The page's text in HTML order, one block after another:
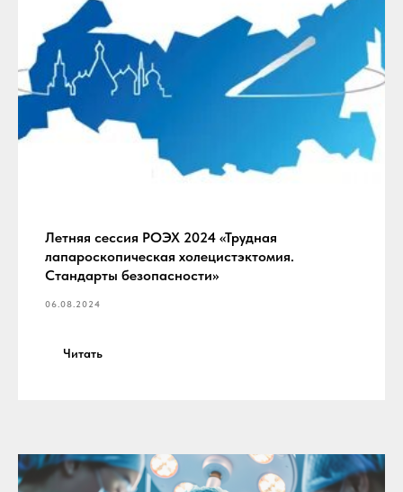
Летняя сессия РОЭХ 2024 «Трудная
лапароскопическая холецистэктомия.
Стандарты безопасности»
06.08.2024
Читать